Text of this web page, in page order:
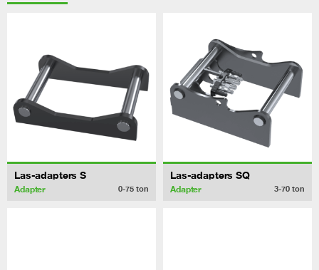
Las-adapters S
Adapter 0-75 ton
Las-adapters SQ
Adapter 3-70 ton